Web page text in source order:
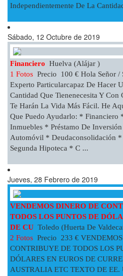
Independientemente De La
Sábado, 12 Octubre de 2019
Financiero Huelva (Alájar )
1 Fotos Precio 100 € Hola Señor /
Experto Particularcapaz De Hacer
Cantidad Que Tienenecesita Y Con
Te Harán La Vida Más Fácil. He
Que Puedo Ayudarlo: * Financiero
Inmuebles * Préstamo De
Automóvil * Deudaconsolidación
Segunda Hipoteca * C ...
Jueves, 28 Febrero de 2019
VENDEMOS DINERO DE
TODOS LOS PUNTOS DE
DE CU Toledo (Huerta De
2 Fotos Precio 233 €
CONTRIBUYE DE TODOS LOS
DÓLARES EN EUROS DE
AUSTRALIA ETC TEXTO DE EE.